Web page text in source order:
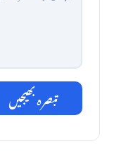
تبصرہ بھیجیں